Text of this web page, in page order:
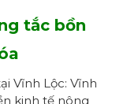
tắc bồn
Vĩnh Lộc: Vĩnh
kinh tế nông